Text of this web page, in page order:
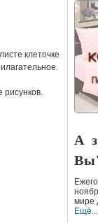
клеточке
рисунков.
А
мире
Ещё...